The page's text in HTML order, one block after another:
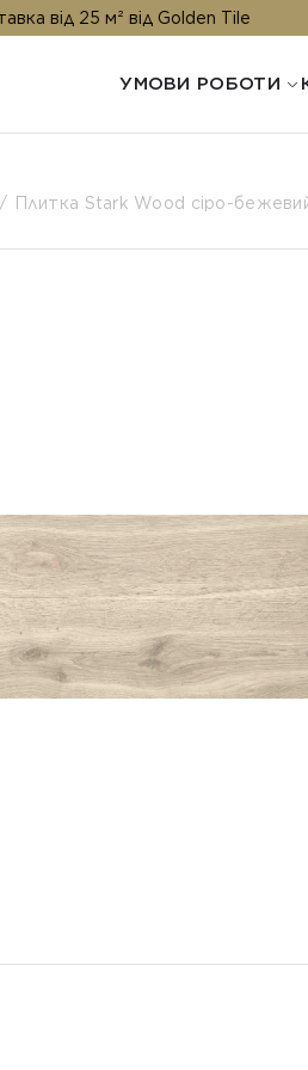
від Golden Tile
УМОВИ РОБОТИ
Плитка Stark Wood сіро-